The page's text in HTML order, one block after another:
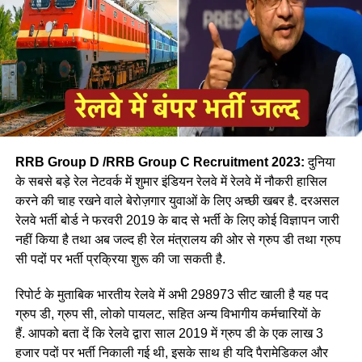
आपने अमूमन पुरुषों को ही रेल चलाते हुए देखा होगा लेकिन माथे पर लाल
बिंदी, भरी हुई मांग और हाथ में लाल चूड़ी पहने हुए महिला लोकों पायलेट
नीलम राथल रेल में सवार हजारों यात्रियों को सुरक्षित गंतव्य पहुंचाने की
रेलवे की सीनियर असिस्टेंट लोको पायलट नीलम बताती है कि जब वे
पेसीजर ट्रेन चलाती है तो कई लोग उन्हें देख कर हेरान रह जाते है कुछ
लड़कीया उन्हे देखकर काफी खुश भी होती है कि एक महिला ट्रेन चल रही
है।
RRB Group D /RRB Group C Recruitment 2023:दुनिया
के सबसे बड़े रेल नेटवर्क में शुमार इंडियन रेलवे में रेलवे में नौकरी हासिल
करने की चाह रखने वाले बेरोज़गार युवाओं के लिए अच्छी खबर है. दरअसल
रेलवे भर्ती बोर्ड ने फरवरी 2019 के बाद से भर्ती के लिए कोई विज्ञापन जारी
नहीं किया है तथा अब जल्द ही रेल मंत्रालय की ओर से ग्रुप डी तथा ग्रुप
सी पदों पर भर्ती प्रक्रिया शुरू की जा सकती है.
रिपोर्ट के मुताबिक भारतीय रेलवे में अभी 298973 सीट खाली है यह पद
ग्रुप डी, ग्रुप सी, लोको पायलट, सहित अन्य विभागीय कर्मचारियों के
हैं. आपको बता दें कि रेलवे द्वारा साल 2019 में ग्रुप डी के एक लाख 3
हजार पदों पर भर्ती निकाली गई थी, इसके साथ ही यदि पैरामेडिकल और